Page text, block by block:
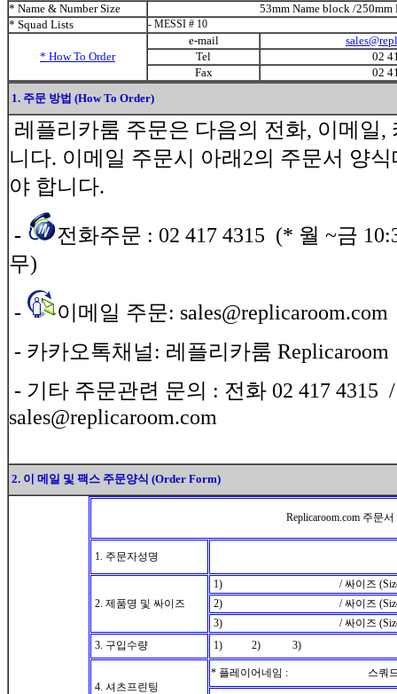
* Name & Number Size
53mm Name block /250mm
* Squad Lists
- MESSI # 10
* How To Order
e-mail
Tel
02
Fax
02
1. 주문 방법 (How To Order)
레플리카룸 주문은 다음의 전화, 이메일
니다. 이메일 주문시 아래2의 주문서 양
야 합니다.
-
전화주문 : 02 417 4315 (* 월 ~금
무)
-
이메일 주문:
- 카카오톡채널: 레플리카룸 Replicaroom
- 기타 주문관련 문의 : 전화 02 417 4315
sales@replicaroom.com
2. 이 메일 및 팩스 주문양식 (Order Form)
Replicaroom.com 주문서
1. 주문자성명
2. 제품명 및 싸이즈
1) / 싸이즈
2) / 싸이즈
3) / 싸이즈
3. 구입수량
1) 2) 3)
4. 셔츠프린팅
* 플레이어네임 : 스쿼드